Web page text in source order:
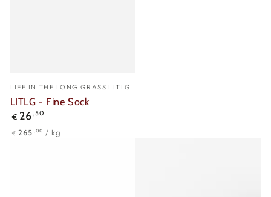
Verkäufer/in:
LIFE IN THE LONG GRASS LITLG
LITLG - Fine Sock
Regulärer
Preis
€ 26 ,50
Stückpreis
€ 265 ,00 / pro
kg